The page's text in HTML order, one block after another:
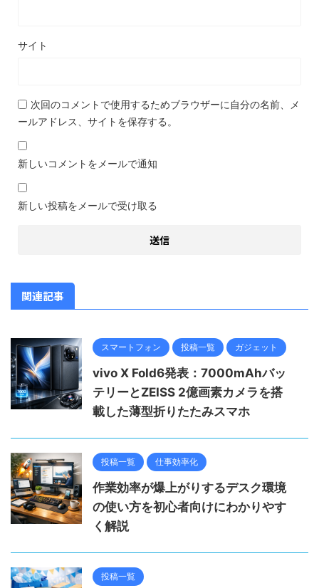
サイト
次回のコメントで使用するためブラウザーに自分の名前、メ
ールアドレス、サイトを保存する。
新しいコメントをメールで通知
新しい投稿をメールで受け取る
関連記事
スマートフォン 投稿一覧 ガジェット
vivo X Fold6発表：7000mAhバッ
テリーとZEISS 2億画素カメラを搭
載した薄型折りたたみスマホ
投稿一覧 仕事効率化
作業効率が爆上がりするデスク環境
の使い方を初心者向けにわかりやす
く解説
投稿一覧